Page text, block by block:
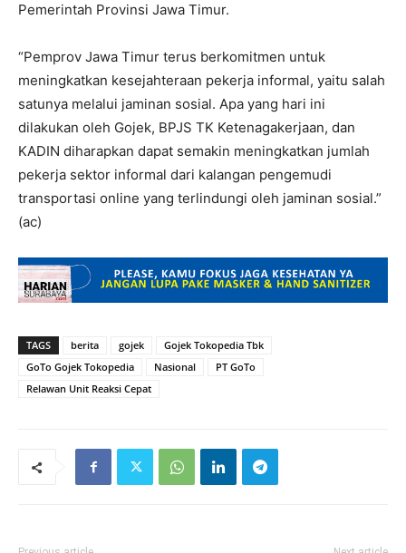
Pemerintah Provinsi Jawa Timur.
“Pemprov Jawa Timur terus berkomitmen untuk
meningkatkan kesejahteraan pekerja informal, yaitu salah
satunya melalui jaminan sosial. Apa yang hari ini
dilakukan oleh Gojek, BPJS TK Ketenagakerjaan, dan
KADIN diharapkan dapat semakin meningkatkan jumlah
pekerja sektor informal dari kalangan pengemudi
transportasi online yang terlindungi oleh jaminan sosial.”
(ac)
TAGS berita gojek
Gojek Tokopedia Tbk
GoTo Gojek Tokopedia
Nasional
PT GoTo
Relawan Unit Reaksi Cepat